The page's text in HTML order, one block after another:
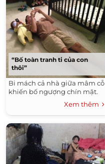
“Bố toàn tranh ti của con
thôi”
Bi mách cả nhà giữa mâm cỗ
khiến bố ngượng chín mặt.
Xem thêm